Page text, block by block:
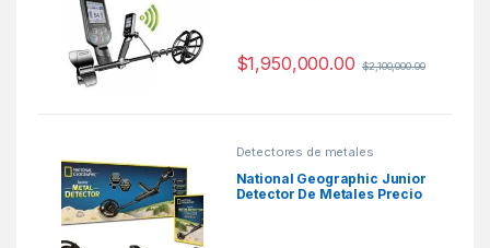
$1,950,000.00 $2,100,000.00
Detectores de metales
National Geographic Junior
Detector De Metales Precio